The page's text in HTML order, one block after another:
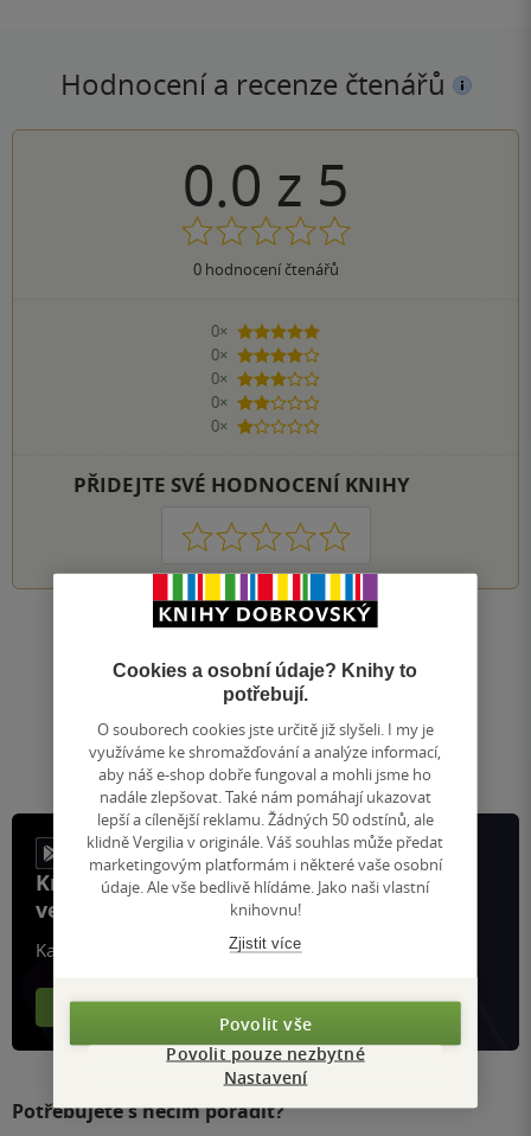
Hodnocení a recenze čtenářů
0.0 z 5
0hodnocení čtenářů
0×
5 hvězdiček
0×
4 hvězdičky
0×
3 hvězdičky
0×
2 hvězdičky
0×
1 hvezdička
PŘIDEJTE SVÉ HODNOCENÍ KNIHY
1 2 3 4 5
Zobrazeno 20 z 20
1
na
stránku
/ 1
Knihy, recenze a klubové výhody
ve vaší kapse a naší appce KDčko
Každý měsíc společně přečteme tisíce knih
Více o aplikaci Více o klubu
Potřebujete s něčím poradit?
Cookies a osobní údaje? Knihy to
potřebují.
O souborech cookies jste určitě již slyšeli. I my je
využíváme ke shromažďování a analýze informací,
aby náš e-shop dobře fungoval a mohli jsme ho
nadále zlepšovat. Také nám pomáhají ukazovat
lepší a cílenější reklamu. Žádných 50 odstínů, ale
klidně Vergilia v originále. Váš souhlas může předat
marketingovým platformám i některé vaše osobní
údaje. Ale vše bedlivě hlídáme. Jako naši vlastní
knihovnu!
Zjistit více
Povolit vše
Povolit pouze nezbytné
Nastavení